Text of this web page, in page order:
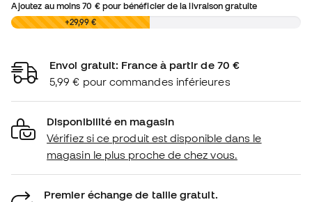
Ajoutez au moins70 €pour bénéficier de la livraison gratuite
0,00 € +29,99 €
Envoi gratuit: France à partir de 70 €
5,99 € pour commandes inférieures
Disponibilité en magasin
Vérifiez si ce produit est disponible dans le
magasin le plus proche de chez vous.
Premier échange de taille gratuit.